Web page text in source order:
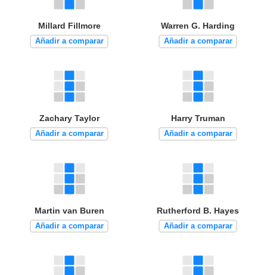
Millard Fillmore
Añadir a comparar
Warren G. Harding
Añadir a comparar
Zachary Taylor
Añadir a comparar
Harry Truman
Añadir a comparar
Martin van Buren
Añadir a comparar
Rutherford B. Hayes
Añadir a comparar